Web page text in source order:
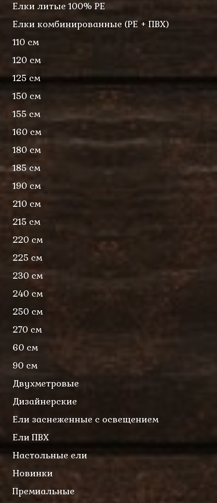
Елки литые 100% PE
Елки комбинированные (PE + ПВХ)
110 см
120 см
125 см
150 см
155 см
160 см
180 см
185 см
190 см
210 см
215 см
220 см
225 см
230 см
240 см
250 см
270 см
60 см
90 см
Двухметровые
Дизайнерские
Ели заснеженные с освещением
Ели ПВХ
Настольные ели
Новинки
Премиальные